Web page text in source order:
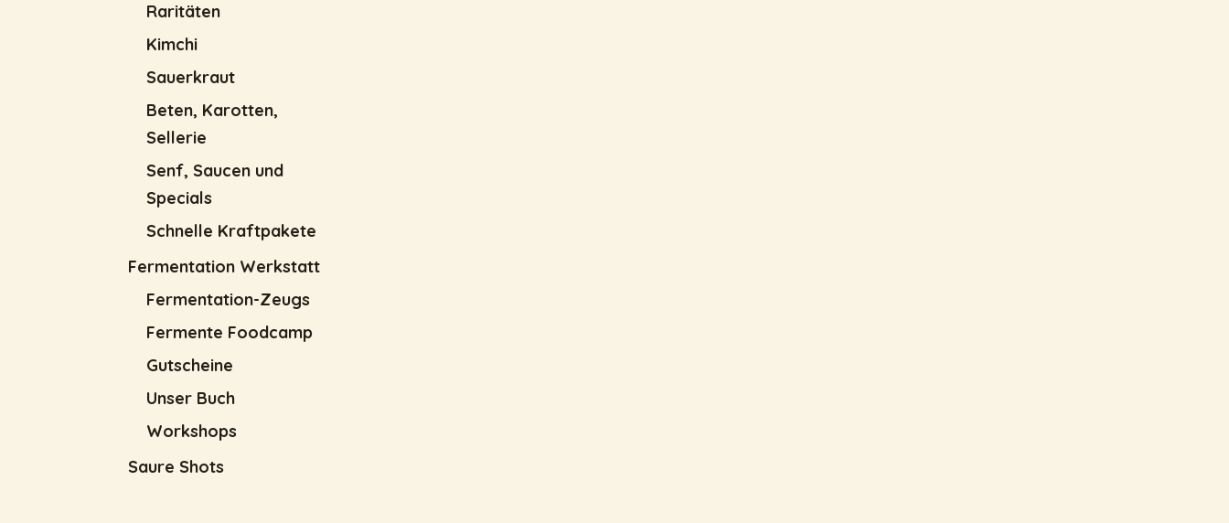
Raritäten
Kimchi
Sauerkraut
Beten, Karotten,
Sellerie
Senf, Saucen und
Specials
Schnelle Kraftpakete
Fermentation Werkstatt
Fermentation-Zeugs
Fermente Foodcamp
Gutscheine
Unser Buch
Workshops
Saure Shots